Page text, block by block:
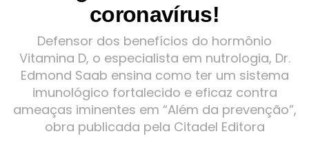
coronavírus!
Defensor dos benefícios do hormônio
Vitamina D, o especialista em nutrologia, Dr.
Edmond Saab ensina como ter um sistema
imunológico fortalecido e eficaz contra
ameaças iminentes em “Além da prevenção”,
obra publicada pela Citadel Editora